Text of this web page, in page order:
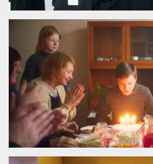
wordpress_test_cookie
Automattic
Inc.
.oooh.events
PHPSESSID
PHP.net
oooh.events